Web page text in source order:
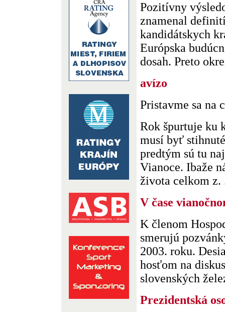
Pozitívny
znamenal
kandidátskych
Európska
dosah. Preto
avízo
Pristavme sa na
Rok špurtuje ku
musí byť
predtým sú tu
Vianoce. Ibaže
života celkom z.
V čase
K členom
smerujú
2003. roku.
hosťom na
slovenských
Prezidentská